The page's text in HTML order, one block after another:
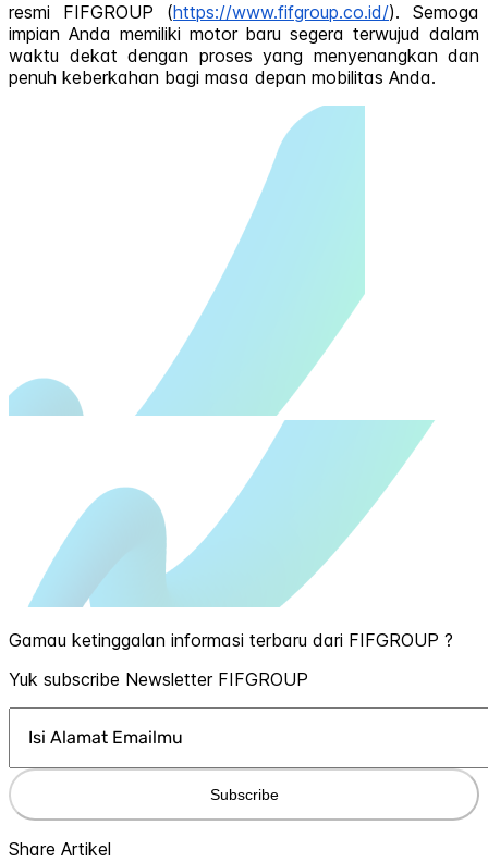
resmi FIFGROUP (https://www.fifgroup.co.id/). Semoga
impian Anda memiliki motor baru segera terwujud dalam
waktu dekat dengan proses yang menyenangkan dan
penuh keberkahan bagi masa depan mobilitas Anda.
Gamau ketinggalan informasi terbaru dari FIFGROUP ?
Yuk subscribe Newsletter FIFGROUP
Subscribe
Share Artikel